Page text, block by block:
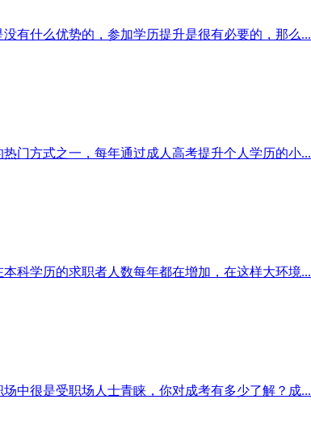
有什么优势的，参加学历提升是很有必要的，那么...
门方式之一，每年通过成人高考提升个人学历的小...
科学历的求职者人数每年都在增加，在这样大环境...
中很是受职场人士青睐，你对成考有多少了解？成...